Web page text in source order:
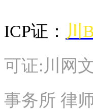
ICP证： 川
可证:川网
事务所 律